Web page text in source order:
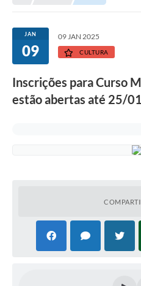
Portal da Transparência
Turismo
Secretarias
JAN
09
09 JAN 2025
CULTURA
Inscrições para Curso
estão abertas até 25/01